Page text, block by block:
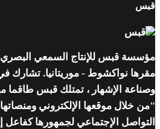
قبس
مؤسسة قبس للإنتاج السمعي
مقرها نواكشوط - موريتانيا. تشارك في
وصناعة الإشهار ، تمتلك قبس طاقما
"من خلال موقعها الإلكتروني
التواصل الإجتماعي لجمهورها